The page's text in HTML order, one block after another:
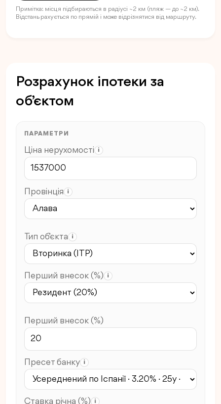
Примітка: місця підбираються в радіусі ~2 км (пляж — до ~2 км).
Відстань рахується по прямій і може відрізнятися від маршруту.
Розрахунок іпотеки за
об’єктом
ПАРАМЕТРИ
Ціна нерухомості i
Провінція i
Тип об’єкта i
Перший внесок (%) i
Перший внесок (%)
Пресет банку i
Ставка річна (%) i